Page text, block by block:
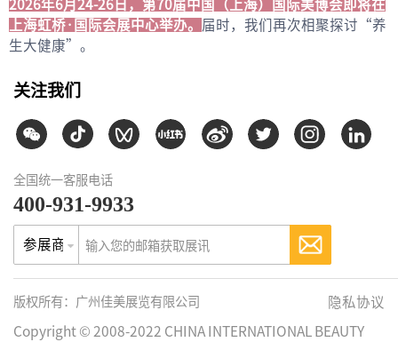
2026年6月24-26日，第70届中国（上海）国际美博会即将在
上海虹桥·国际会展中心举办。 届时，我们再次相聚探讨“养
生大健康”。
关注我们
全国统一客服电话
400-931-9933
参展商
版权所有：广州佳美展览有限公司 隐私协议
Copyright © 2008-2022 CHINA INTERNATIONAL BEAUTY